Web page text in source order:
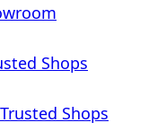
Shops
Shops